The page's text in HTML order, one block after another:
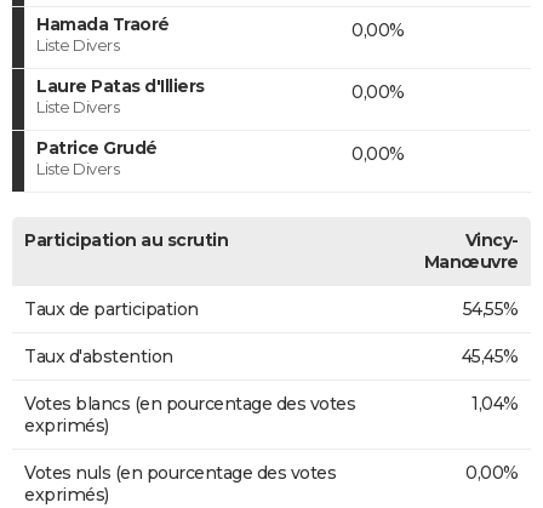
Hamada Traoré
Liste Divers
0,00%
Laure Patas d'Illiers
Liste Divers
0,00%
Patrice Grudé
Liste Divers
0,00%
Participation au scrutin
Vincy-
Manœuvre
Taux de participation 54,55%
Taux d'abstention 45,45%
Votes blancs (en pourcentage des votes
exprimés)
1,04%
Votes nuls (en pourcentage des votes
exprimés)
0,00%